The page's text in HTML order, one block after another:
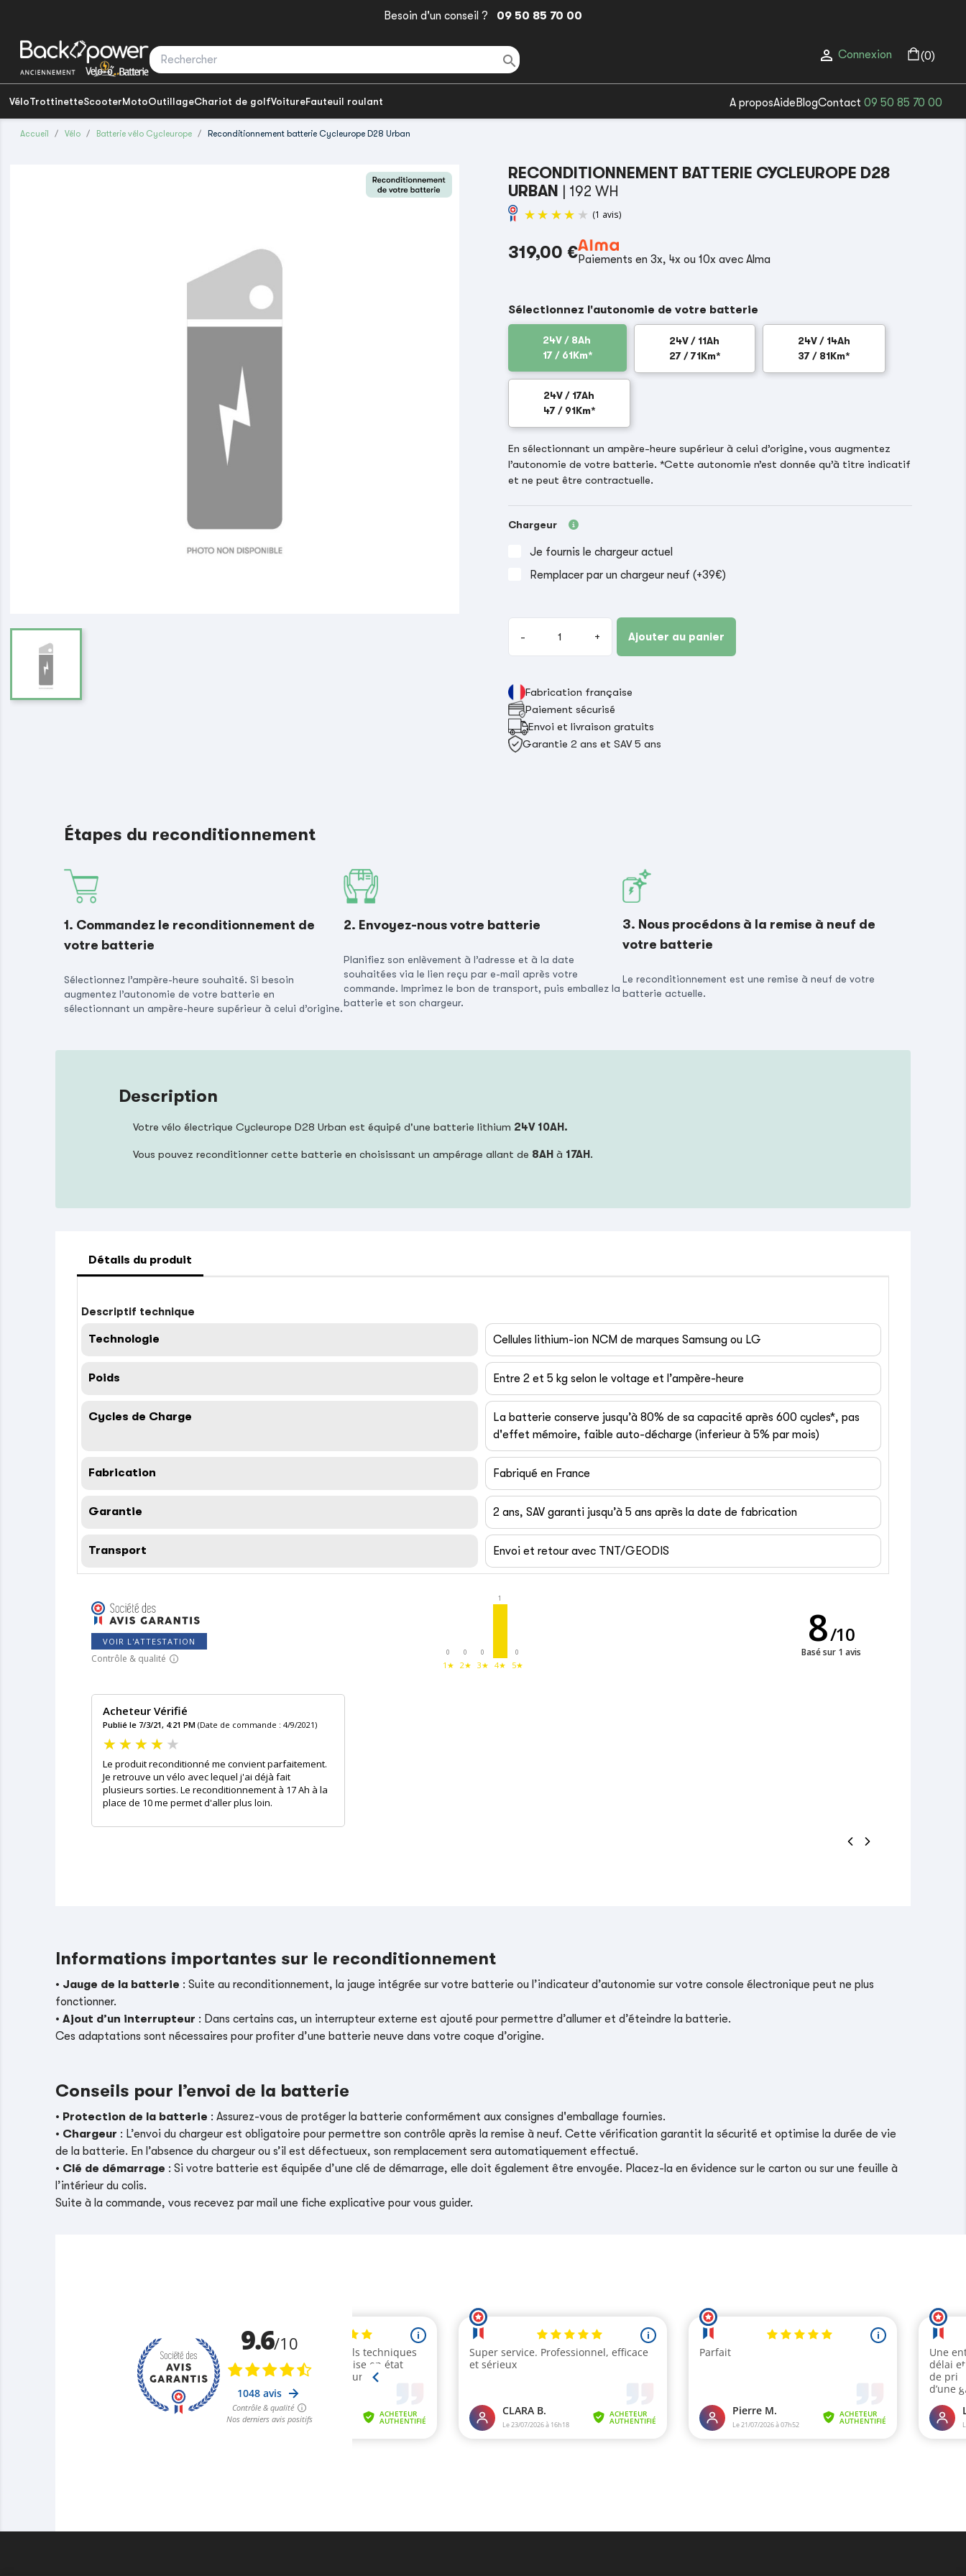
Besoin d'un conseil ? 09 50 85 70 00
  Connexion (0)
VéloTrottinetteScooterMotoOutillageChariot de golfVoitureFauteuil roulant A proposAide BlogContact 09 50 85 70 00
Accueil Vélo Batterie vélo Cycleurope Reconditionnement batterie Cycleurope D28 Urban
RECONDITIONNEMENT BATTERIE CYCLEUROPE D28
URBAN
| 192 WH
(1 avis)
319,00 €Paiements en 3x, 4x ou 10x avec Alma
Sélectionnez l'autonomie de votre batterie
24V / 8Ah
17 / 61Km*
24V / 11Ah
27 / 71Km*
24V / 14Ah
37 / 81Km*
24V / 17Ah
47 / 91Km*
En sélectionnant un ampère-heure supérieur à celui d’origine, vous augmentez
l’autonomie de votre batterie. *Cette autonomie n’est donnée qu’à titre indicatif
et ne peut être contractuelle.
Chargeur
Je fournis le chargeur actuel
Remplacer par un chargeur neuf (+39€)
- + Ajouter au panier
Fabrication française
Paiement sécurisé
Envoi et livraison gratuits
Garantie 2 ans et SAV 5 ans
Étapes du reconditionnement
1. Commandez le reconditionnement de
votre batterie
Sélectionnez l’ampère-heure souhaité. Si besoin
augmentez l’autonomie de votre batterie en
sélectionnant un ampère-heure supérieur à celui d’origine.
2. Envoyez-nous votre batterie
Planifiez son enlèvement à l’adresse et à la date
souhaitées via le lien reçu par e-mail après votre
commande. Imprimez le bon de transport, puis emballez la
batterie et son chargeur.
3. Nous procédons à la remise à neuf de
votre batterie
Le reconditionnement est une remise à neuf de votre
batterie actuelle.
Description
Votre vélo électrique Cycleurope D28 Urban est équipé d'une batterie lithium 24V 10AH.
Vous pouvez reconditionner cette batterie en choisissant un ampérage allant de 8AH à 17AH.
Détails du produit
Descriptif technique
Technologie Cellules lithium-ion NCM de marques Samsung ou LG
Poids Entre 2 et 5 kg selon le voltage et l’ampère-heure
Cycles de Charge
La batterie conserve jusqu’à 80% de sa capacité après 600 cycles*, pas
d'effet mémoire, faible auto-décharge (inferieur à 5% par mois)
Fabrication Fabriqué en France
Garantie 2 ans, SAV garanti jusqu’à 5 ans après la date de fabrication
Transport Envoi et retour avec TNT/GEODIS
VOIR L'ATTESTATION
Contrôle & qualité
0
1★
0
2★
0
3★
1
4★
0
5★
8/10
Basé sur 1 avis
Acheteur Vérifié
Publié le 7/3/21, 4:21 PM (Date de commande : 4/9/2021)
Le produit reconditionné me convient parfaitement.
Je retrouve un vélo avec lequel j'ai déjà fait
plusieurs sorties. Le reconditionnement à 17 Ah à la
place de 10 me permet d'aller plus loin.
Informations importantes sur le reconditionnement
• Jauge de la batterie : Suite au reconditionnement, la jauge intégrée sur votre batterie ou l’indicateur d’autonomie sur votre console électronique peut ne plus
fonctionner.
•Ajout d’un interrupteur : Dans certains cas, un interrupteur externe est ajouté pour permettre d’allumer et d’éteindre la batterie.
Ces adaptations sont nécessaires pour profiter d’une batterie neuve dans votre coque d’origine.
Conseils pour l’envoi de la batterie
• Protection de la batterie : Assurez-vous de protéger la batterie conformément aux consignes d'emballage fournies.
• Chargeur : L’envoi du chargeur est obligatoire pour permettre son contrôle après la remise à neuf. Cette vérification garantit la sécurité et optimise la durée de vie
de la batterie. En l’absence du chargeur ou s’il est défectueux, son remplacement sera automatiquement effectué.
• Clé de démarrage : Si votre batterie est équipée d’une clé de démarrage, elle doit également être envoyée. Placez-la en évidence sur le carton ou sur une feuille à
l’intérieur du colis.
Suite à la commande, vous recevez par mail une fiche explicative pour vous guider.